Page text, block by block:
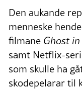
Den aukande
menneske
filmane Ghost
samt Netflix-
som skulle ha
skodepelarar til